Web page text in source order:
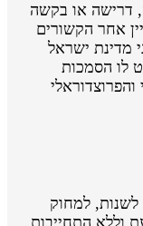
או בקשה
אחר הקשורים
ישראל
הסמכות
למחוק